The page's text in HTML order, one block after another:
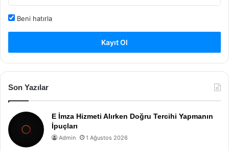
Beni hatırla
Kayıt Ol
Son Yazılar
E İmza Hizmeti Alırken Doğru Tercihi Yapmanın
İpuçları
Admin 1 Ağustos 2026